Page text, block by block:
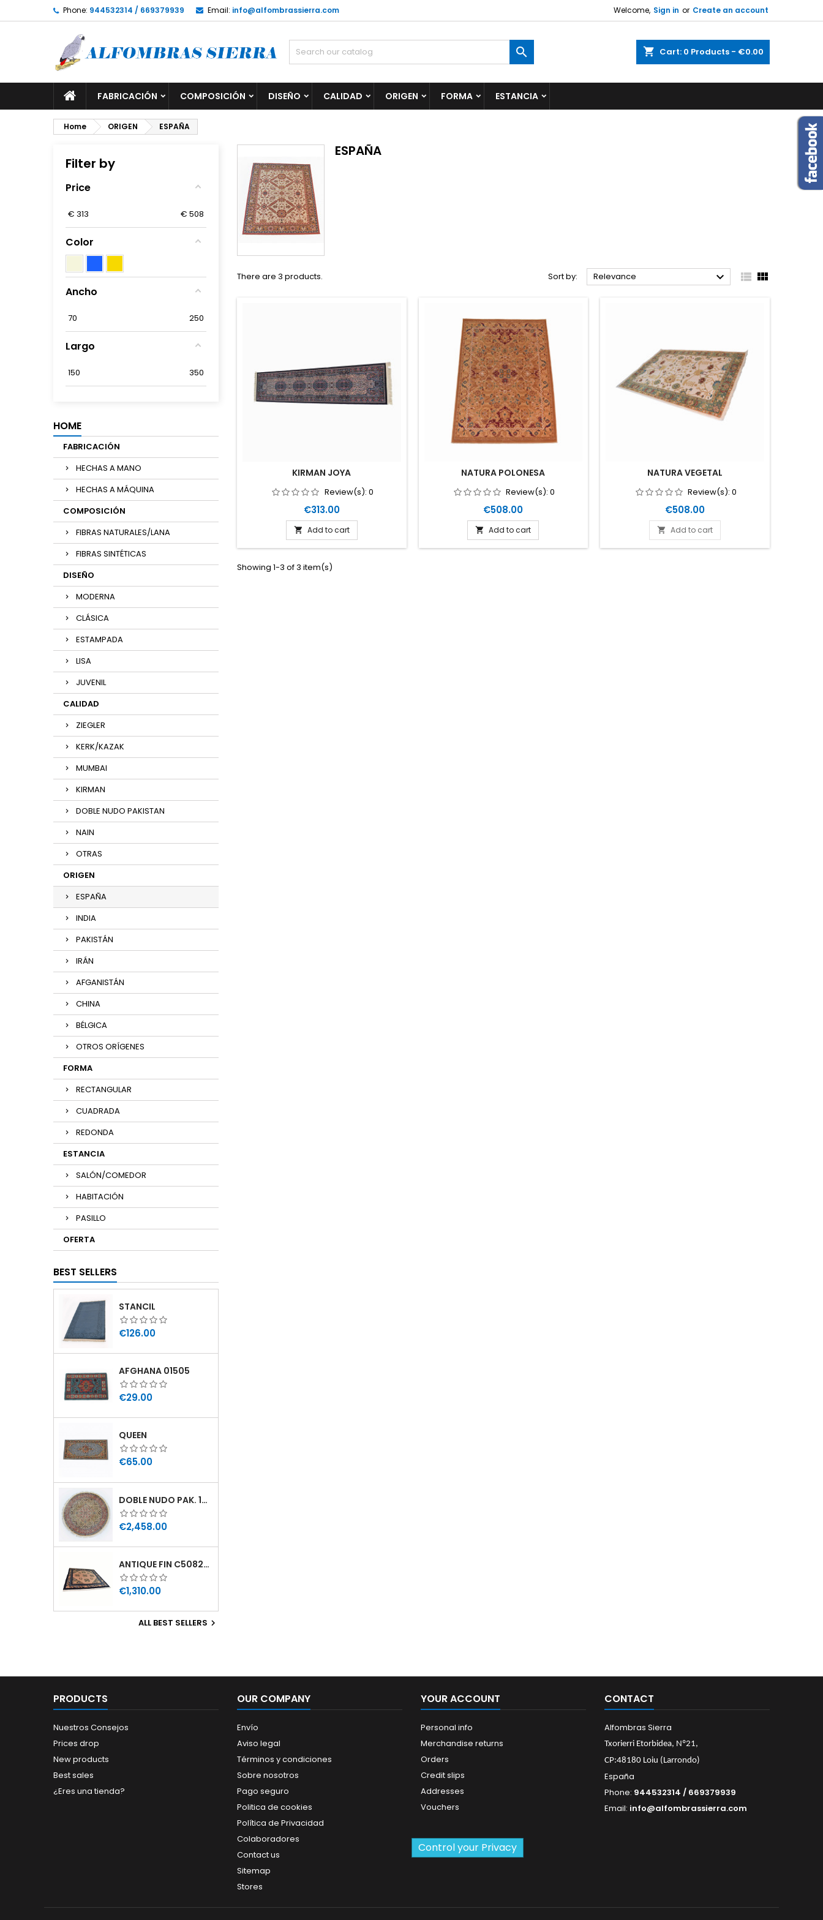
Phone: 944532314 / 669379939 Email: info@alfombrassierra.com Welcome, Sign in or Create an account
shopping_cart Cart: 0 Products - €0.00

FABRICACIÓN COMPOSICIÓN DISEÑO CALIDAD ORIGEN FORMA ESTANCIA
Home ORIGEN ESPAÑA
Filter by
Price
€ 313 € 508
Color
Ancho
70 250
Largo
150 350
HOME
FABRICACIÓN
HECHAS A MANO
HECHAS A MÁQUINA
COMPOSICIÓN
FIBRAS NATURALES/LANA
FIBRAS SINTÉTICAS
DISEÑO
MODERNA
CLÁSICA
ESTAMPADA
LISA
JUVENIL
CALIDAD
ZIEGLER
KERK/KAZAK
MUMBAI
KIRMAN
DOBLE NUDO PAKISTAN
NAIN
OTRAS
ORIGEN
ESPAÑA
INDIA
PAKISTÁN
IRÁN
AFGANISTÁN
CHINA
BÉLGICA
OTROS ORÍGENES
FORMA
RECTANGULAR
CUADRADA
REDONDA
ESTANCIA
SALÓN/COMEDOR
HABITACIÓN
PASILLO
OFERTA
BEST SELLERS
STANCIL
Price
€126.00
AFGHANA 01505
Price
€29.00
QUEEN
Price
€65.00
DOBLE NUDO PAK. 190X190 11160784190190
Price
€2,458.00
ANTIQUE FIN C5082B211212 211X212
Price
€1,310.00
ALL BEST SELLERS 
ESPAÑA
There are 3 products. Sort by: Relevance   
KIRMAN JOYA
Review(s): 0
Price
€313.00
 Add to cart
NATURA POLONESA
Review(s):0
Price
€508.00
 Add to cart
NATURA VEGETAL
Review(s):0
Price
€508.00
 Add to cart
Showing 1-3 of 3 item(s)
PRODUCTS
Nuestros Consejos
Prices drop
New products
Best sales
¿Eres una tienda?
OUR COMPANY
Envío
Aviso legal
Términos y condiciones
Sobre nosotros
Pago seguro
Politica de cookies
Política de Privacidad
Colaboradores
Contact us
Sitemap
Stores
YOUR ACCOUNT
Personal info
Merchandise returns
Orders
Credit slips
Addresses
Vouchers
CONTACT
Alfombras Sierra
Txorierri Etorbidea, Nº21,
CP:48180 Loiu (Larrondo)
España
Phone: 944532314 / 669379939
Email: info@alfombrassierra.com
Control your Privacy